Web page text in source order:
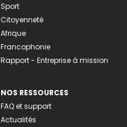
Sport
Citoyenneté
Afrique
Francophonie
Rapport - Entreprise à mission
NOS RESSOURCES
FAQ et support
Actualités